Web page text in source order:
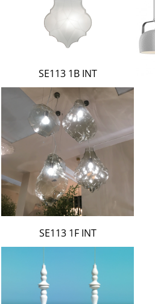
SE113 1B INT
SE113 1F INT